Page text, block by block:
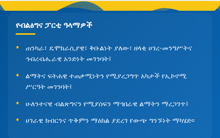
የብልፅግና ፓርቲ ዓላማዎች
ጠንካራ፣ ዴሞክራሲያዊ፣ ቅቡልነት ያለው፣ ዘላቂ ሀገረ-መንግሥትና
ኅብረብሔራዊ አንድነት መገንባት፤
ልማትና ፍትሐዊ ተጠቃሚነትን የሚያረጋግጥ አካታች የኢኮኖሚ
ሥርዓት መገንባት፤
ሁለንተናዊ ብልጽግናን የሚያሰፍን ማኅበራዊ ልማትን ማረጋገጥ፤
ሀገራዊ ክብርንና ጥቅምን ማዕከል ያደረገ የውጭ ግንኙነት ማካሄድ፡፡